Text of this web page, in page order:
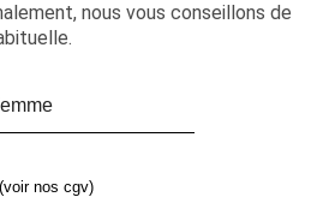
nous vous conseillons de
nos cgv)